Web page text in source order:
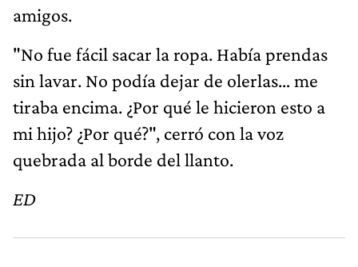
amigos.
"No fue fácil sacar la ropa. Había prendas
sin lavar. No podía dejar de olerlas… me
tiraba encima. ¿Por qué le hicieron esto a
mi hijo? ¿Por qué?", cerró con la voz
quebrada al borde del llanto.
ED